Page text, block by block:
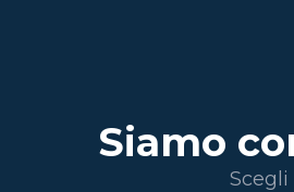
Siamo